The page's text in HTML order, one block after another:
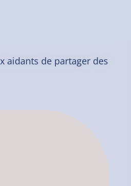
aidants de partager des